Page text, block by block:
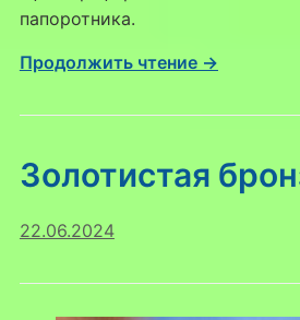
папоротника.
Продолжить чтение →
Золотистая
22.06.2024